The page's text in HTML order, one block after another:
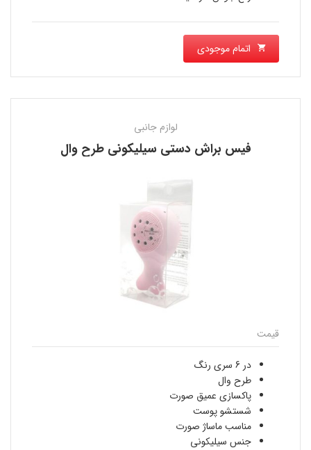
اتمام موجودی
لوازم جانبی
فیس براش دستی سیلیکونی طرح وال
قیمت
در 6 سری رنگ
طرح وال
پاکسازی عمیق صورت
شستشو پوست
مناسب ماساژ صورت
جنس سیلیکونی